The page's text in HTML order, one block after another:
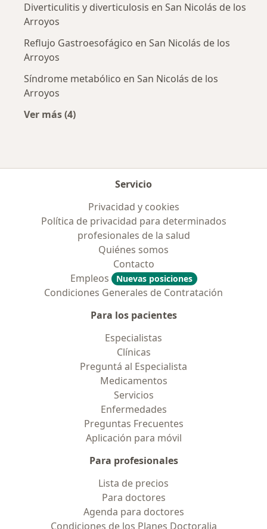
Diverticulitis y diverticulosis en San Nicolás de los
Arroyos
Reflujo Gastroesofágico en San Nicolás de los
Arroyos
Síndrome metabólico en San Nicolás de los
Arroyos
Ver más (4)
Servicio
Privacidad y cookies
Política de privacidad para determinados
profesionales de la salud
Quiénes somos
Contacto
Empleos
Nuevas posiciones
Condiciones Generales de Contratación
Para los pacientes
Especialistas
Clínicas
Preguntá al Especialista
Medicamentos
Servicios
Enfermedades
Preguntas Frecuentes
Aplicación para móvil
Para profesionales
Lista de precios
Para doctores
Agenda para doctores
Condiciones de los Planes Doctoralia